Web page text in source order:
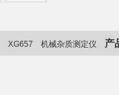
XG657 机械杂质测定仪 产